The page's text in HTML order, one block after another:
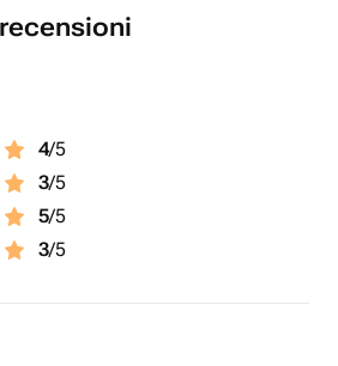
4/5
3/5
5/5
3/5